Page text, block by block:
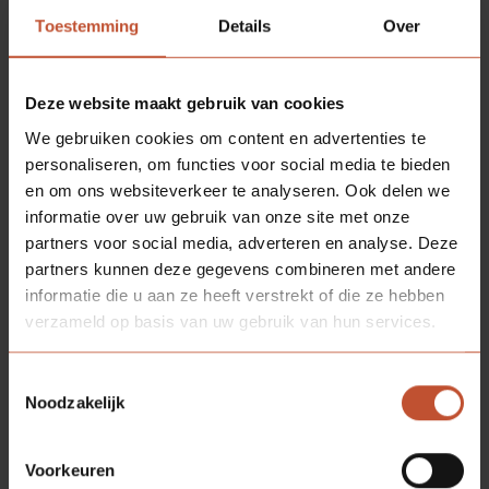
Toestemming Details Over
Deze website maakt gebruik van cookies
We gebruiken cookies om content en advertenties te
personaliseren, om functies voor social media te bieden
en om ons websiteverkeer te analyseren. Ook delen we
informatie over uw gebruik van onze site met onze
partners voor social media, adverteren en analyse. Deze
partners kunnen deze gegevens combineren met andere
informatie die u aan ze heeft verstrekt of die ze hebben
verzameld op basis van uw gebruik van hun services.
Noodzakelijk
Voorkeuren
(HPL) in een kleur naar keuze. Deze laag beschermt de
deur tegen botsende en stotende bedden en
OPLOSSINGEN VOOR ZORGVRAGEN
Bij
Berkvens
blijven we onze schuifdeursystemen verbeteren en
innoveren. De behoeftes en wensen van de gebruikers
zijn daarbij ons vertrekpunt; wat is de zorgvraag en
hoe kunnen onze systemen daar een oplossing voor
bijvoorbeeld dat tilliftsystemen stopten bij een deur,
bijvoorbeeld van de slaap- naar de badkamer. Als
ontwikkeld waarbij de rail van de tillift dwars door de